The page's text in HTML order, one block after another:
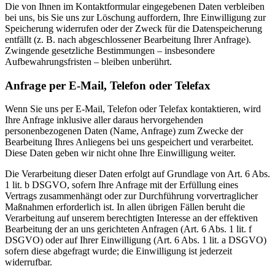
Die von Ihnen im Kontaktformular eingegebenen Daten verbleiben
bei uns, bis Sie uns zur Löschung auffordern, Ihre Einwilligung zur
Speicherung widerrufen oder der Zweck für die Datenspeicherung
entfällt (z. B. nach abgeschlossener Bearbeitung Ihrer Anfrage).
Zwingende gesetzliche Bestimmungen – insbesondere
Aufbewahrungsfristen – bleiben unberührt.
Anfrage per E-Mail, Telefon oder Telefax
Wenn Sie uns per E-Mail, Telefon oder Telefax kontaktieren, wird
Ihre Anfrage inklusive aller daraus hervorgehenden
personenbezogenen Daten (Name, Anfrage) zum Zwecke der
Bearbeitung Ihres Anliegens bei uns gespeichert und verarbeitet.
Diese Daten geben wir nicht ohne Ihre Einwilligung weiter.
Die Verarbeitung dieser Daten erfolgt auf Grundlage von Art. 6 Abs.
1 lit. b DSGVO, sofern Ihre Anfrage mit der Erfüllung eines
Vertrags zusammenhängt oder zur Durchführung vorvertraglicher
Maßnahmen erforderlich ist. In allen übrigen Fällen beruht die
Verarbeitung auf unserem berechtigten Interesse an der effektiven
Bearbeitung der an uns gerichteten Anfragen (Art. 6 Abs. 1 lit. f
DSGVO) oder auf Ihrer Einwilligung (Art. 6 Abs. 1 lit. a DSGVO)
sofern diese abgefragt wurde; die Einwilligung ist jederzeit
widerrufbar.